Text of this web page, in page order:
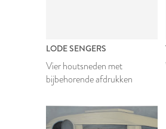
LODE SENGERS
Vier houtsneden met
bijbehorende afdrukken